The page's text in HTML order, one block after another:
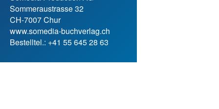
Sommeraustrasse 32
CH-7007 Chur
www.somedia-buchverlag.ch
Bestelltel.: +41 55 645 28 63